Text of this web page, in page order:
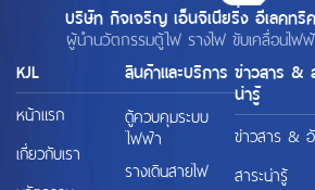
บริษัท กิจเจริญ เอ็นจิเนียริ่ง อีเลคท
ผู้นำนวัตกรรมตู้ไฟ รางไฟ ขับเคลื่อนไ
KJL
หน้าแรก
เกี่ยวกับเรา
สินค้าและบริการ
ตู้ควบคุมระบบ
ไฟฟ้า
รางเดินสายไฟ
ข่าวสาร &
น่ารู้
ข่าวสาร &
สาระน่ารู้